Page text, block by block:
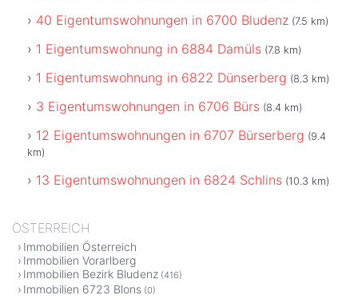
40 Eigentumswohnungen in 6700 Bludenz (7.5 km)
1 Eigentumswohnung in 6884 Damüls (7.8 km)
1 Eigentumswohnung in 6822 Dünserberg (8.3 km)
3 Eigentumswohnungen in 6706 Bürs (8.4 km)
12 Eigentumswohnungen in 6707 Bürserberg (9.4
km)
13 Eigentumswohnungen in 6824 Schlins (10.3 km)
ÖSTERREICH
Immobilien Österreich
Immobilien Vorarlberg
Immobilien Bezirk Bludenz (416)
Immobilien 6723 Blons (0)